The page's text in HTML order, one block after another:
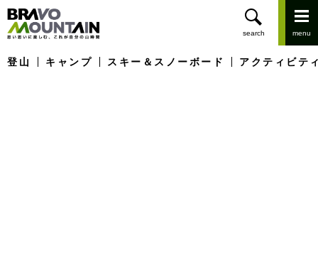
登山 キャンプ スキー＆スノーボード アクティビテ